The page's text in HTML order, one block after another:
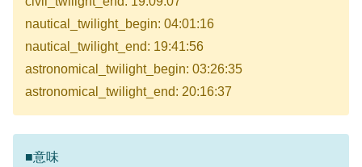
nautical_twilight_begin: 04:01:16
nautical_twilight_end: 19:41:56
astronomical_twilight_begin: 03:26:35
astronomical_twilight_end: 20:16:37
■意味